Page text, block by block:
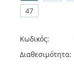
47
Κωδικός:
Διαθεσιμότητα: